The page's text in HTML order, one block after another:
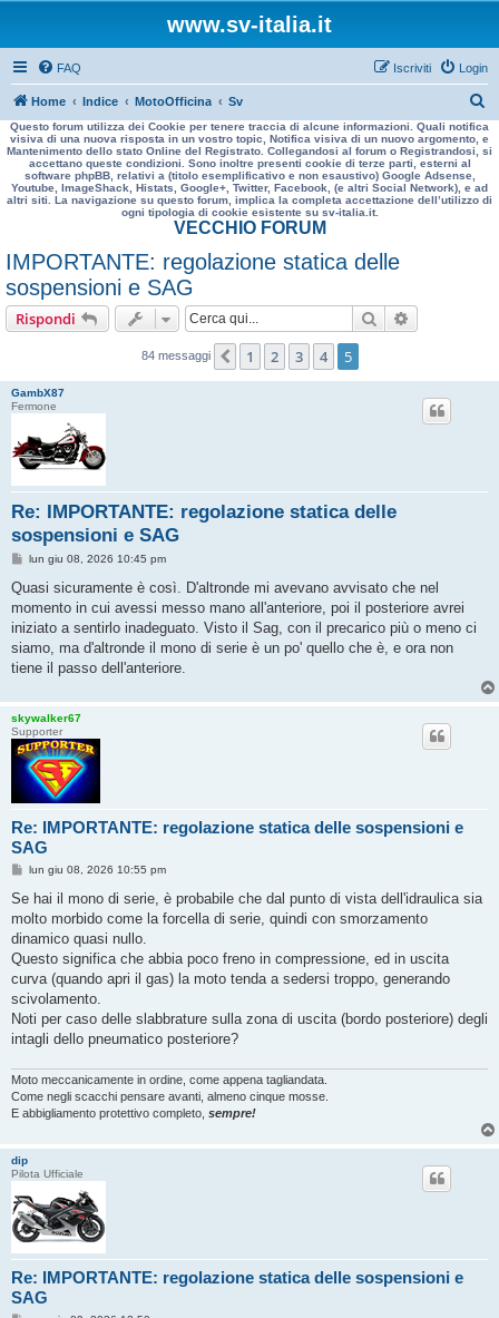
www.sv-italia.it
FAQ Login
Iscriviti
Home Indice MotoOfficina Sv
e
r
a
Questo forum utilizza dei Cookie per tenere traccia di alcune informazioni. Quali notifica
visiva di una nuova risposta in un vostro topic, Notifica visiva di un nuovo argomento, e
Mantenimento dello stato Online del Registrato. Collegandosi al forum o Registrandosi, si
accettano queste condizioni. Sono inoltre presenti cookie di terze parti, esterni al
software phpBB, relativi a (titolo esemplificativo e non esaustivo) Google Adsense,
Youtube, ImageShack, Histats, Google+, Twitter, Facebook, (e altri Social Network), e ad
altri siti. La navigazione su questo forum, implica la completa accettazione dell’utilizzo di
ogni tipologia di cookie esistente su sv-italia.it.
VECCHIO FORUM
IMPORTANTE: regolazione statica delle
sospensioni e SAG
Rispondi Cerca
84 messaggi Precedente
1 2 3 4 5
GambX87
Fermone
Re: IMPORTANTE: regolazione statica delle
sospensioni e SAG
M
s
a
g
i
o
lun giu 08, 2026 10:45 pm
Quasi sicuramente è così. D'altronde mi avevano avvisato che nel
momento in cui avessi messo mano all'anteriore, poi il posteriore avrei
iniziato a sentirlo inadeguato. Visto il Sag, con il precarico più o meno ci
siamo, ma d'altronde il mono di serie è un po' quello che è, e ora non
tiene il passo dell'anteriore.
skywalker67
Supporter
Re: IMPORTANTE: regolazione statica delle sospensioni e
SAG
M
s
a
g
i
o
lun giu 08, 2026 10:55 pm
Se hai il mono di serie, è probabile che dal punto di vista dell'idraulica sia
molto morbido come la forcella di serie, quindi con smorzamento
dinamico quasi nullo.
Questo significa che abbia poco freno in compressione, ed in uscita
curva (quando apri il gas) la moto tenda a sedersi troppo, generando
scivolamento.
Noti per caso delle slabbrature sulla zona di uscita (bordo posteriore) degli
intagli dello pneumatico posteriore?
Moto meccanicamente in ordine, come appena tagliandata.
Come negli scacchi pensare avanti, almeno cinque mosse.
E abbigliamento protettivo completo, sempre!
dip
Pilota Ufficiale
Re: IMPORTANTE: regolazione statica delle sospensioni e
SAG